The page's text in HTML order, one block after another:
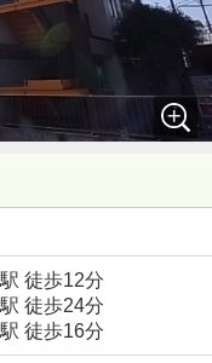
駅 徒歩12分
徒歩24分
駅 徒歩16分